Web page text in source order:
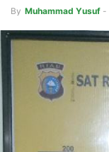
By Muhammad Yusuf -